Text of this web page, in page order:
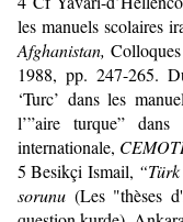
les manuels scolaires
Afghanistan,
1988, pp. 247-265.
‘Turc’ dans les
l’”aire turque”
internationale,
5 Besikçi Ismail,
sorunu (Les "thèses